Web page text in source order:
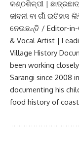
କଣ୍ଠଶିଳ୍ପୀ |
ଜୀବନୀ ବା ଗାଁ
ନେଉଛନ୍ତି / Editor-in-
& Vocal Artist |
Village History
been working
Sarangi since 2008
documenting his
food history of